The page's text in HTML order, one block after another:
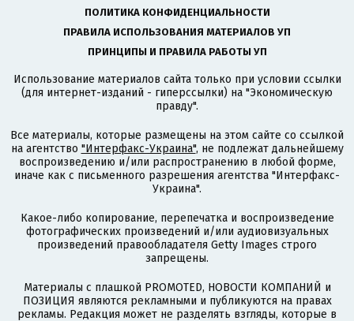
ПОЛИТИКА КОНФИДЕНЦИАЛЬНОСТИ
ПРАВИЛА ИСПОЛЬЗОВАНИЯ МАТЕРИАЛОВ УП
ПРИНЦИПЫ И ПРАВИЛА РАБОТЫ УП
Использование материалов сайта только при условии ссылки
(для интернет-изданий - гиперссылки) на "Экономическую
правду".
Все материалы, которые размещены на этом сайте со ссылкой
на агентство "Интерфакс-Украина", не подлежат дальнейшему
воспроизведению и/или распространению в любой форме,
иначе как с письменного разрешения агентства "Интерфакс-
Украина".
Какое-либо копирование, перепечатка и воспроизведение
фотографических произведений и/или аудиовизуальных
произведений правообладателя Getty Images строго
запрещены.
Материалы с плашкой PROMOTED, НОВОСТИ КОМПАНИЙ и
ПОЗИЦИЯ являются рекламными и публикуются на правах
рекламы. Редакция может не разделять взгляды, которые в